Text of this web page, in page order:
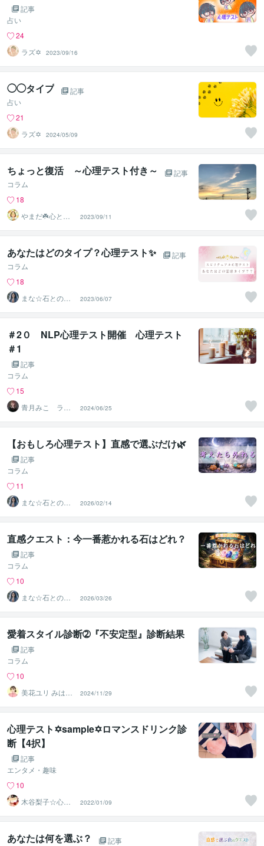
記事
占い
24
ラズ✡
2023/09/16
◯◯タイプ
記事
占い
21
ラズ✡
2024/05/09
ちょっと復活 ～心理テスト付き～
記事
コラム
18
やまだ☘️心と頭
がスッキリ整う
サロン
2023/09/11
あなたはどのタイプ？心理テスト✨
記事
コラム
18
まな☆石との絆
を整える占い師
＆セラピスト
2023/06/07
＃2０ NLP心理テスト開催 心理テスト
＃1
記事
コラム
15
青月みこ ライ
フクリエイター
2024/06/25
【おもしろ心理テスト】直感で選ぶだけ🌿
記事
コラム
11
まな☆石との絆
を整える占い師
＆セラピスト
2026/02/14
直感クエスト：今一番惹かれる石はどれ？
記事
コラム
10
まな☆石との絆
を整える占い師
＆セラピスト
2026/03/26
愛着スタイル診断➁『不安定型』診断結果
記事
コラム
10
美花ユリ みはな
ゆり
2024/11/29
心理テスト✡sample✡ロマンスドリンク診
断【4択】
記事
エンタメ・趣味
10
木谷梨子☆心理
テスト制作者☆
ライター
2022/01/09
あなたは何を選ぶ？
記事